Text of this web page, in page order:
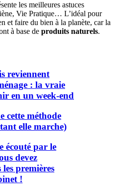
les meilleures astuces
Vie Pratique… L’idéal pour
et faire du bien à la planète, car la
à base de produits naturels.
reviennent
: la vraie
en un week-end
cette méthode
elle marche)
écouté par le
devez
premières
!